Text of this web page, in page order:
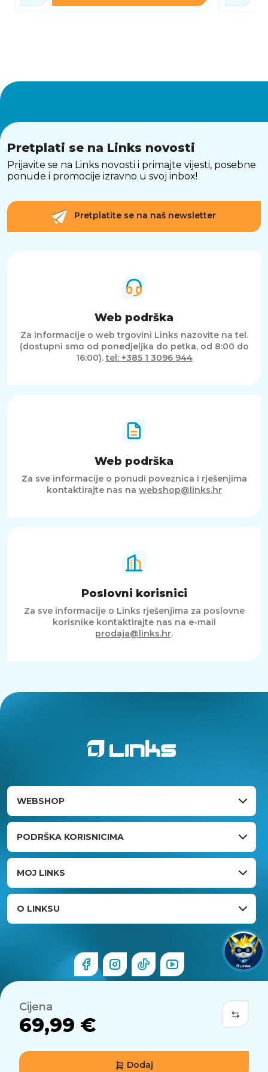
Cijena
69,99 €
Dodaj
Pretplati se na Links novosti
Prijavite se na Links novosti i primajte vijesti, posebne
ponude i promocije izravno u svoj inbox!
Pretplatite se na naš newsletter
Web podrška
Za informacije o web trgovini Links nazovite na tel.
(dostupni smo od ponedjeljka do petka, od 8:00 do
16:00).tel: +385 1 3096 944
Web podrška
Za sve informacije o ponudi poveznica i rješenjima
kontaktirajte nas na webshop@links.hr
Poslovni korisnici
Za sve informacije o Links rješenjima za poslovne
korisnike kontaktirajte nas na e-mail
prodaja@links.hr.
WEBSHOP
PODRŠKA KORISNICIMA
MOJ LINKS
O LINKSU